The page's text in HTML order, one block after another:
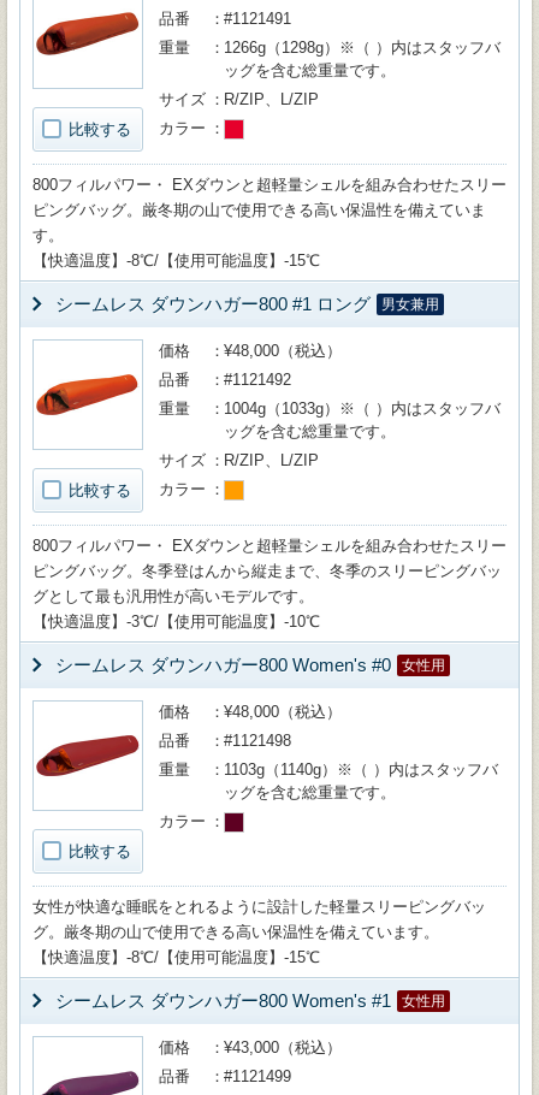
比較する
品番
#1121491
重量
1266g（1298g）※（ ）内はスタッフバ
ッグを含む総重量です。
サイズ
R/ZIP、L/ZIP
カラー
800フィルパワー・ EXダウンと超軽量シェルを組み合わせたスリー
ピングバッグ。厳冬期の山で使用できる高い保温性を備えていま
す。
【快適温度】-8℃/【使用可能温度】-15℃
シームレス ダウンハガー800 #1 ロング 男女兼用
比較する
価格
¥48,000（税込）
品番
#1121492
重量
1004g（1033g）※（ ）内はスタッフバ
ッグを含む総重量です。
サイズ
R/ZIP、L/ZIP
カラー
800フィルパワー・ EXダウンと超軽量シェルを組み合わせたスリー
ピングバッグ。冬季登はんから縦走まで、冬季のスリーピングバッ
グとして最も汎用性が高いモデルです。
【快適温度】-3℃/【使用可能温度】-10℃
シームレス ダウンハガー800 Women's #0 女性用
比較する
価格
¥48,000（税込）
品番
#1121498
重量
1103g（1140g）※（ ）内はスタッフバ
ッグを含む総重量です。
カラー
女性が快適な睡眠をとれるように設計した軽量スリーピングバッ
グ。厳冬期の山で使用できる高い保温性を備えています。
【快適温度】-8℃/【使用可能温度】-15℃
シームレス ダウンハガー800 Women's #1 女性用
価格
¥43,000（税込）
品番
#1121499